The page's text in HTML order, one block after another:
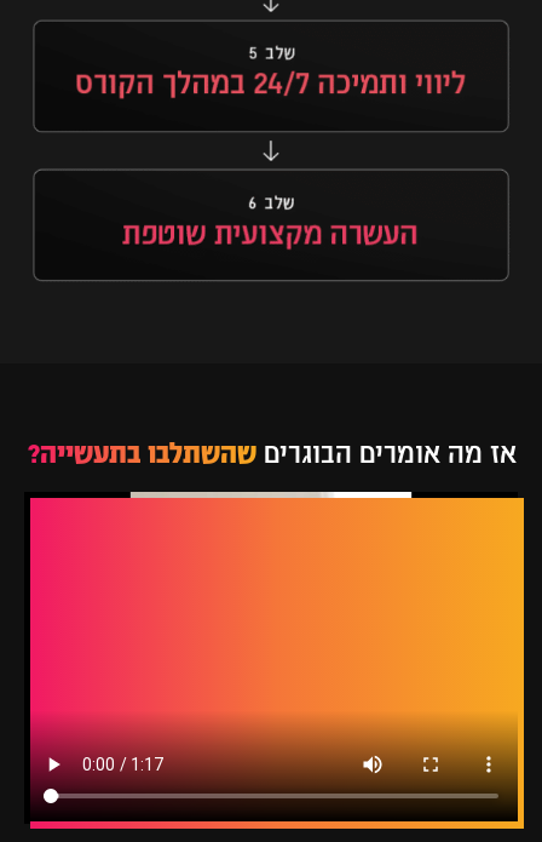
אז מה אומרים הבוגריםשהשתלבו בתעשייה?